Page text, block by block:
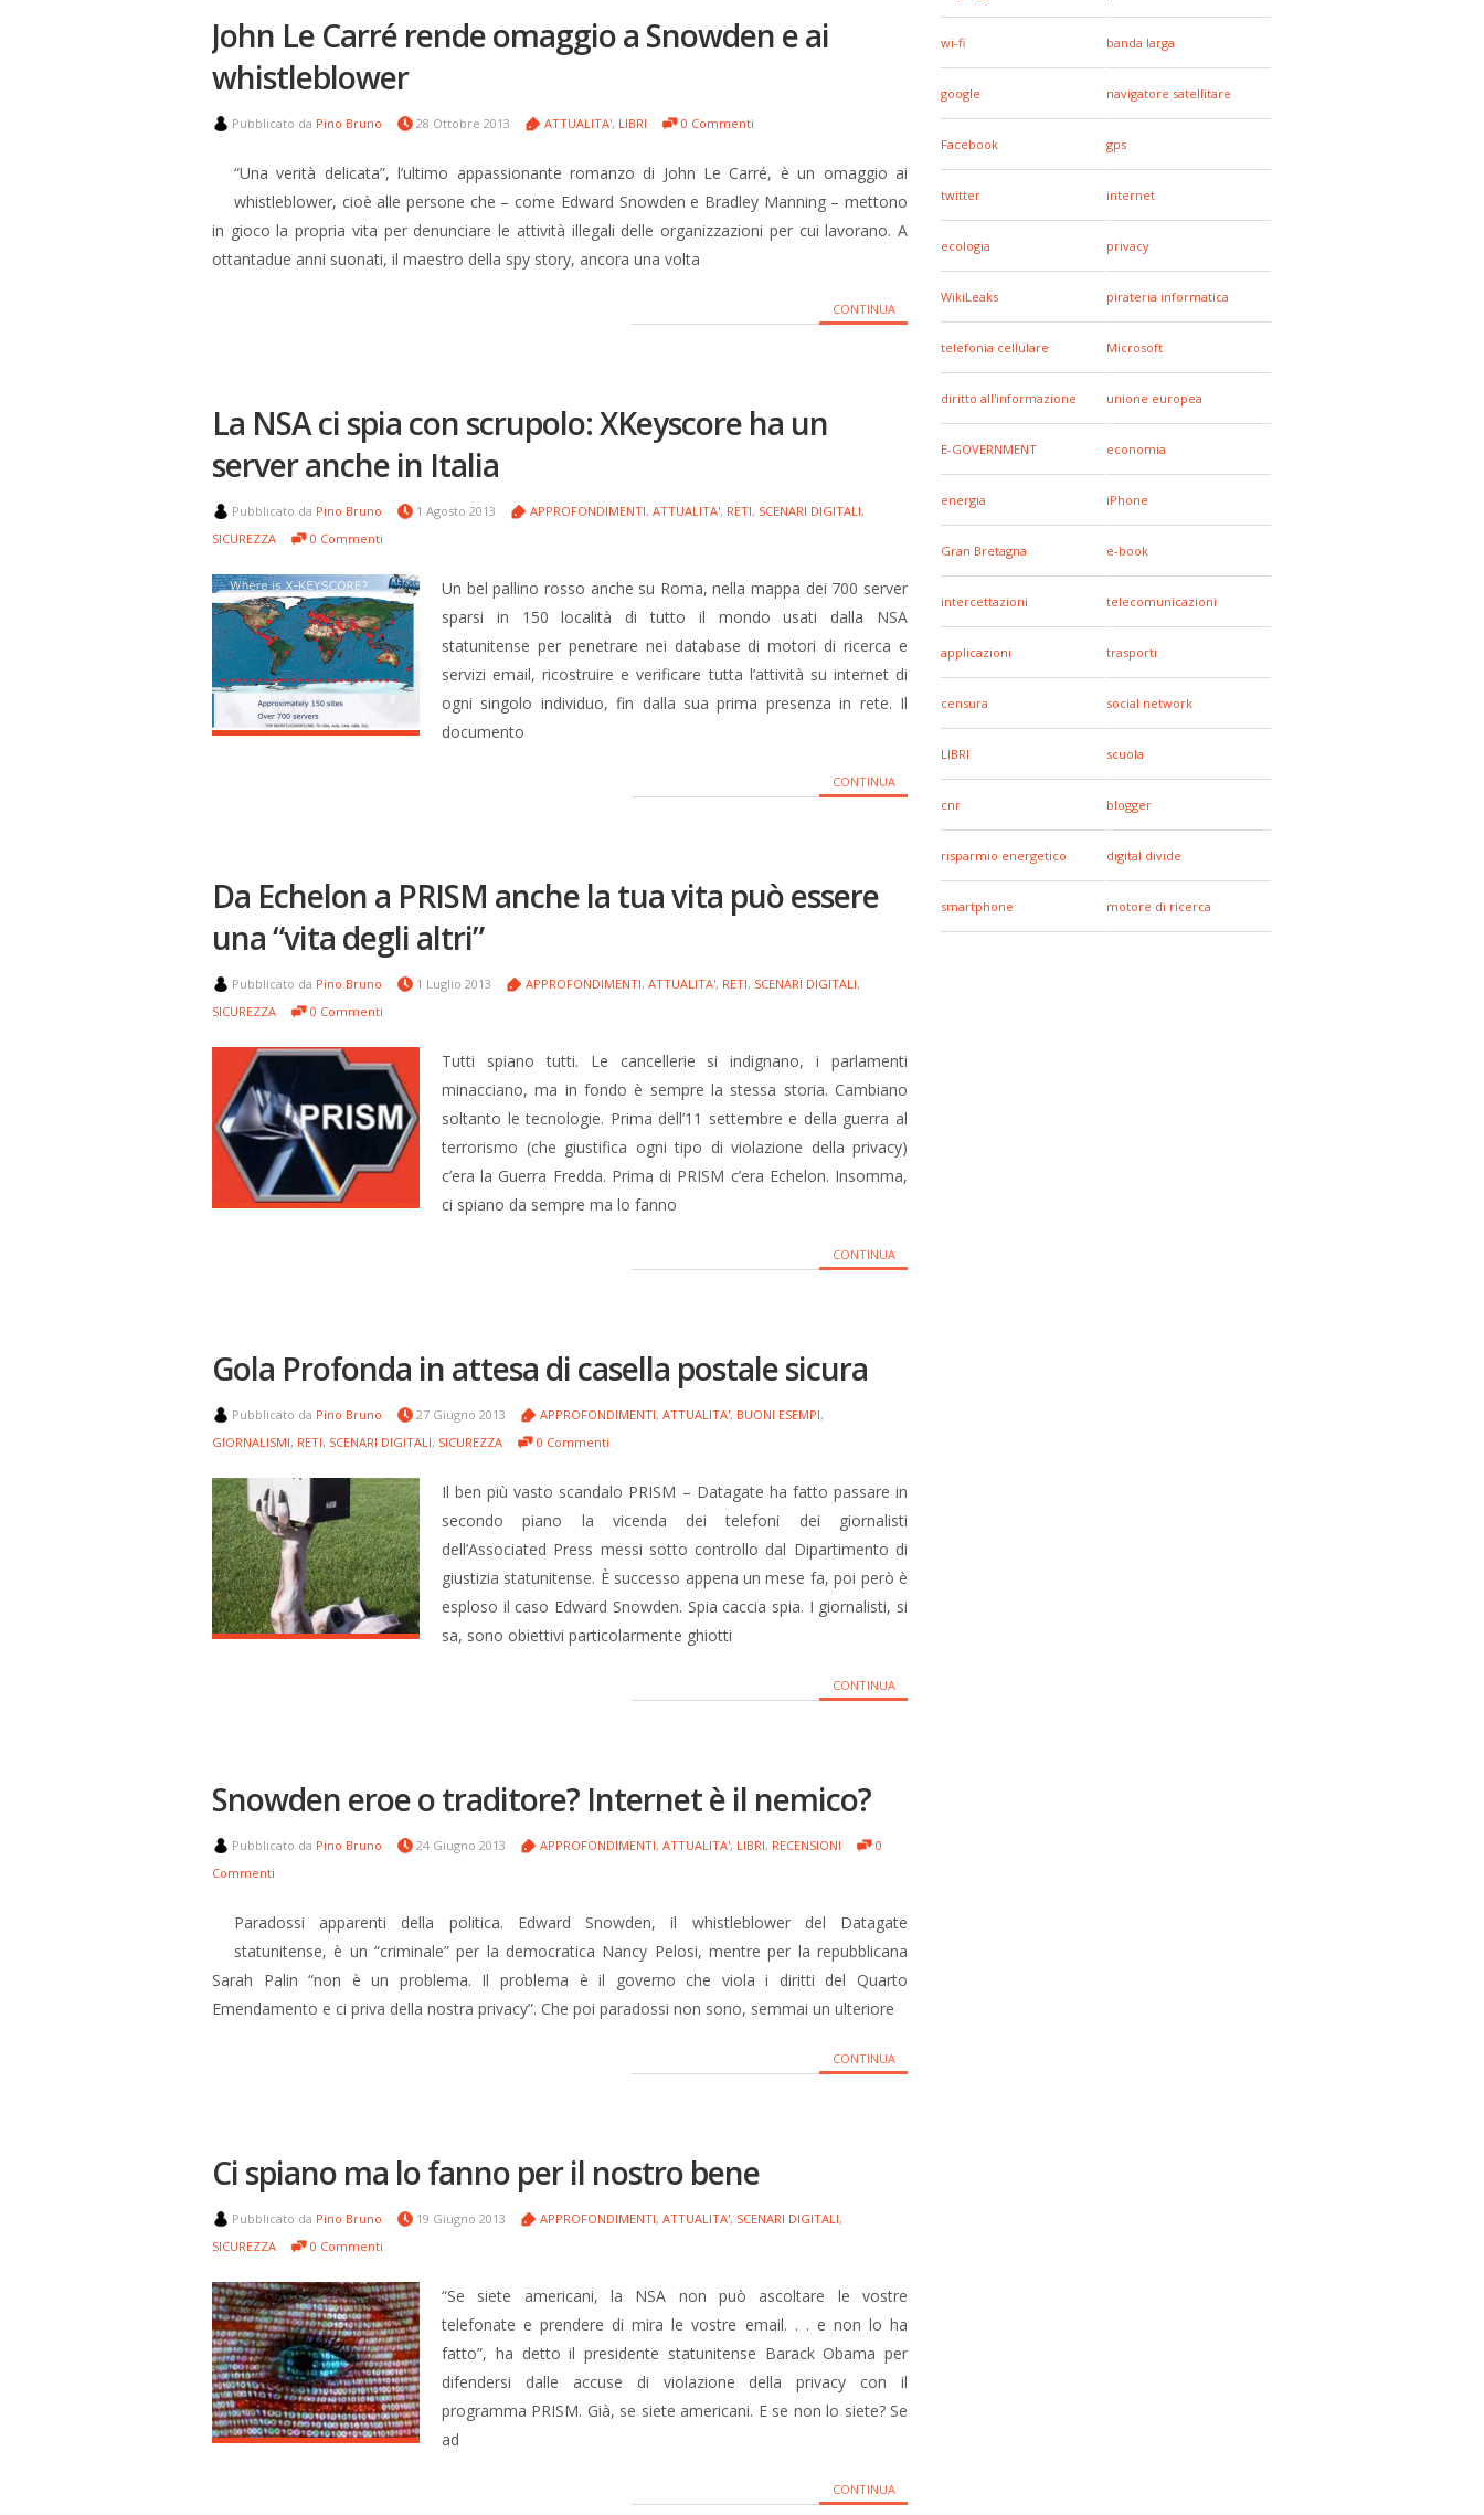
wi-fi banda larga
google navigatore satellitare
Facebook gps
twitter internet
ecologia privacy
WikiLeaks pirateria informatica
telefonia cellulare Microsoft
diritto all'informazione unione europea
E-GOVERNMENT economia
energia iPhone
Gran Bretagna e-book
intercettazioni telecomunicazioni
applicazioni trasporti
censura social network
LIBRI scuola
cnr blogger
risparmio energetico digital divide
smartphone motore di ricerca
John Le Carré rende omaggio a Snowden e ai
whistleblower
Pubblicato da Pino Bruno 28 Ottobre 2013 ATTUALITA', LIBRI 0 Commenti
“Una verità delicata”, l’ultimo appassionante romanzo di John Le Carré, è un omaggio ai
whistleblower, cioè alle persone che – come Edward Snowden e Bradley Manning – mettono
in gioco la propria vita per denunciare le attività illegali delle organizzazioni per cui lavorano. A
ottantadue anni suonati, il maestro della spy story, ancora una volta
CONTINUA
La NSA ci spia con scrupolo: XKeyscore ha un
server anche in Italia
Pubblicato da Pino Bruno 1 Agosto 2013 APPROFONDIMENTI, ATTUALITA', RETI, SCENARI DIGITALI,
SICUREZZA
0 Commenti
Un bel pallino rosso anche su Roma, nella mappa dei 700 server
sparsi in 150 località di tutto il mondo usati dalla NSA
statunitense per penetrare nei database di motori di ricerca e
servizi email, ricostruire e verificare tutta l’attività su internet di
ogni singolo individuo, fin dalla sua prima presenza in rete. Il
documento
CONTINUA
Da Echelon a PRISM anche la tua vita può essere
una “vita degli altri”
Pubblicato da Pino Bruno 1 Luglio 2013 APPROFONDIMENTI, ATTUALITA', RETI, SCENARI DIGITALI,
SICUREZZA
0 Commenti
Tutti spiano tutti. Le cancellerie si indignano, i parlamenti
minacciano, ma in fondo è sempre la stessa storia. Cambiano
soltanto le tecnologie. Prima dell’11 settembre e della guerra al
terrorismo (che giustifica ogni tipo di violazione della privacy)
c’era la Guerra Fredda. Prima di PRISM c’era Echelon. Insomma,
ci spiano da sempre ma lo fanno
CONTINUA
Gola Profonda in attesa di casella postale sicura
Pubblicato da Pino Bruno 27 Giugno 2013 APPROFONDIMENTI, ATTUALITA', BUONI ESEMPI,
GIORNALISMI, RETI, SCENARI DIGITALI, SICUREZZA 0 Commenti
Il ben più vasto scandalo PRISM – Datagate ha fatto passare in
secondo piano la vicenda dei telefoni dei giornalisti
dell’Associated Press messi sotto controllo dal Dipartimento di
giustizia statunitense. È successo appena un mese fa, poi però è
esploso il caso Edward Snowden. Spia caccia spia. I giornalisti, si
sa, sono obiettivi particolarmente ghiotti
CONTINUA
Snowden eroe o traditore? Internet è il nemico?
Pubblicato da Pino Bruno 24 Giugno 2013 APPROFONDIMENTI, ATTUALITA', LIBRI, RECENSIONI
0
Commenti
Paradossi apparenti della politica. Edward Snowden, il whistleblower del Datagate
statunitense, è un “criminale” per la democratica Nancy Pelosi, mentre per la repubblicana
Sarah Palin “non è un problema. Il problema è il governo che viola i diritti del Quarto
Emendamento e ci priva della nostra privacy”. Che poi paradossi non sono, semmai un ulteriore
CONTINUA
Ci spiano ma lo fanno per il nostro bene
Pubblicato da Pino Bruno 19 Giugno 2013 APPROFONDIMENTI, ATTUALITA', SCENARI DIGITALI,
SICUREZZA
0 Commenti
“Se siete americani, la NSA non può ascoltare le vostre
telefonate e prendere di mira le vostre email. . . e non lo ha
fatto”, ha detto il presidente statunitense Barack Obama per
difendersi dalle accuse di violazione della privacy con il
programma PRISM. Già, se siete americani. E se non lo siete? Se
ad
CONTINUA